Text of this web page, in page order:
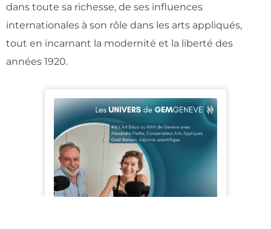
dans toute sa richesse, de ses influences
internationales à son rôle dans les arts appliqués,
tout en incarnant la modernité et la liberté des
années 1920.